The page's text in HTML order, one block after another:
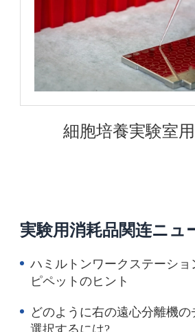
細胞培養実験室
実験用消耗品関连ニュ
ハミルトンワークステーショ
ピペットのヒント
どのように右の遠心分離機の
選択するには?